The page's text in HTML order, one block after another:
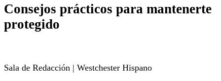
Consejos prácticos para mantenerte
protegido
Sala de Redacción | Westchester Hispano